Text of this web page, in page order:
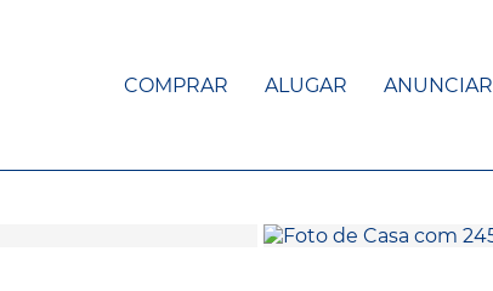
COMPRAR ALUGAR ANUNCIAR